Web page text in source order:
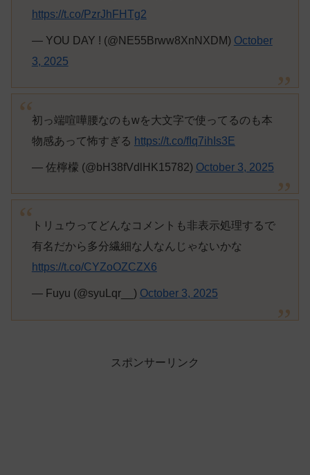
https://t.co/PzrJhFHTg2
— YOU DAY ! (@NE55Brww8XnNXDM) October
3, 2025
初っ端喧嘩腰なのもwを大文字で使ってるのも本
物感あって怖すぎる https://t.co/fIq7ihIs3E
— 佐檸檬 (@bH38fVdlHK15782) October 3, 2025
トリュウってどんなコメントも非表示処理するで
有名だから多分繊細な人なんじゃないかな
https://t.co/CYZoOZCZX6
— Fuyu (@syuLqr__) October 3, 2025
スポンサーリンク